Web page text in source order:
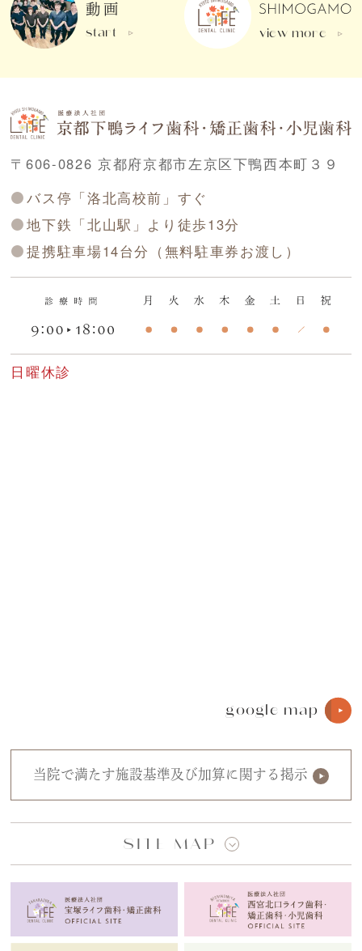
動画
start view more
〒606-0826 京都府京都市左京区下鴨西本町３９
バス停「洛北高校前」すぐ
地下鉄「北山駅」より徒歩13分
提携駐車場14台分（無料駐車券お渡し）
日曜休診
google map
当院で満たす施設基準及び加算に関する掲示
SITE MAP